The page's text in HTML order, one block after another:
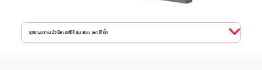
ชุดระบบระแนงไวนิล เอสซีจี รุ่น Box set สีโอ๊ค